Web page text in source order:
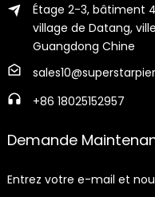
Étage 2-3, bâtiment
village de Datang,
Guangdong Chine
+86 18025152957
Demande
Entrez votre e-mail et